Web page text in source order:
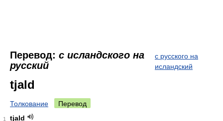
Перевод: с исландского на
русский
с русского на
исландский
tjald
Толкование Перевод
1
tjald